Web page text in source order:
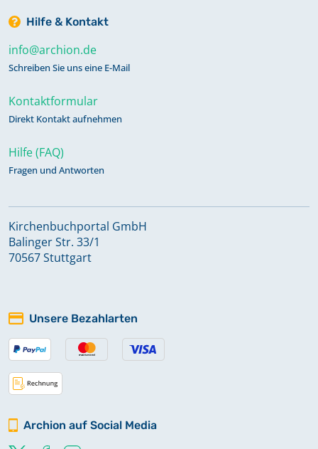
Hilfe & Kontakt
info@archion.de
Schreiben Sie uns eine E-Mail
Kontaktformular
Direkt Kontakt aufnehmen
Hilfe (FAQ)
Fragen und Antworten
Kirchenbuchportal GmbH
Balinger Str. 33/1
70567 Stuttgart
Unsere Bezahlarten
Archion auf Social Media